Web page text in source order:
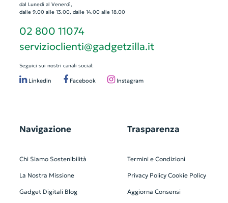
dal Lunedì al Venerdì,
dalle 9.00 alle 13.00, dalle 14.00 alle 18.00
02 800 11074
servizioclienti@gadgetzilla.it
Seguici sui nostri canali social:
Linkedin Facebook Instagram
Navigazione
Chi Siamo Sostenibilità
La Nostra Missione
Gadget Digitali Blog
Trasparenza
Termini e Condizioni
Privacy Policy Cookie Policy
Aggiorna Consensi